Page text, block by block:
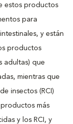
estos productos
para
y están
productos
adultas) que
mientras que
insectos (RCI)
más
y los RCI, y